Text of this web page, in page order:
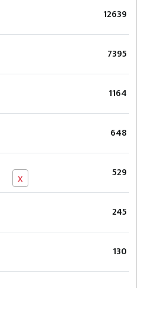
12639
7395
1164
648
529
245
130
x